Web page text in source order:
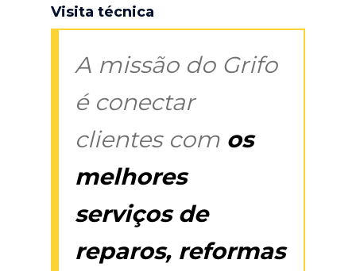
Visita técnica
A missão do Grifo
é conectar
clientes com os
melhores
serviços de
reparos, reformas